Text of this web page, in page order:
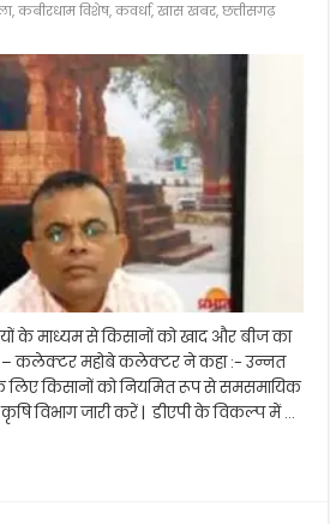
,कबीरधाम विशेष,कवर्धा,खास खबर,छत्तीसगढ़
के माध्यम से किसानों को खाद और बीज का
– कलेक्टर महोबे कलेक्टर ने कहा :- उन्नत
किसानों को नियमित रूप से समसमायिक
विभाग जारी करें | डीएपी के विकल्प में …